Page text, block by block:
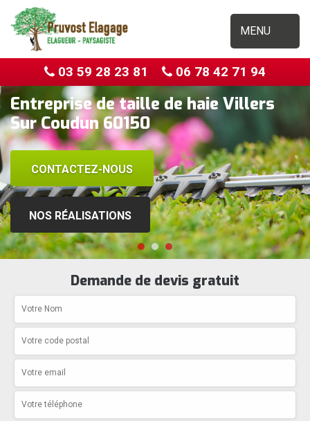
MENU
03 59 28 23 81 06 78 42 71 94
Entreprise de taille de haie Villers
Sur Coudun 60150
CONTACTEZ-NOUS
NOS RÉALISATIONS
Demande de devis gratuit